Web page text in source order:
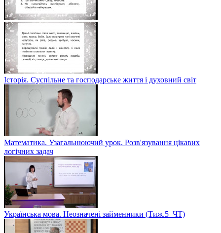
Історія. Суспільне та господарське життя і духовний світ
Математика. Узагальнюючий урок. Розв'язування цікавих
логічних задач
Українська мова. Неозначені займенники (Тиж.5_ЧТ)